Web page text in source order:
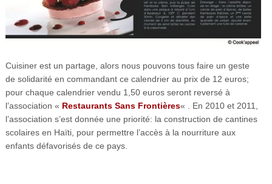
Cuisiner est un partage, alors nous pouvons tous faire un geste
de solidarité en commandant ce calendrier au prix de 12 euros;
pour chaque calendrier vendu 1,50 euros seront reversé à
l’association « Restaurants Sans Frontières« . En 2010 et 2011,
l’association s’est donnée une priorité: la construction de cantines
scolaires en Haïti, pour permettre l’accès à la nourriture aux
enfants défavorisés de ce pays.